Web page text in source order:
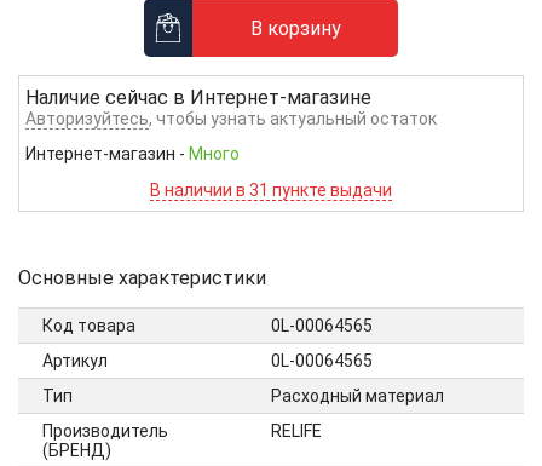
В корзину
Наличие сейчас в Интернет-магазине
Авторизуйтесь, чтобы узнать актуальный остаток
Интернет-магазин - Много
В наличии в 31 пункте выдачи
Основные характеристики
Код товара
0L-00064565
Артикул
0L-00064565
Тип
Расходный материал
Производитель
(БРЕНД)
RELIFE